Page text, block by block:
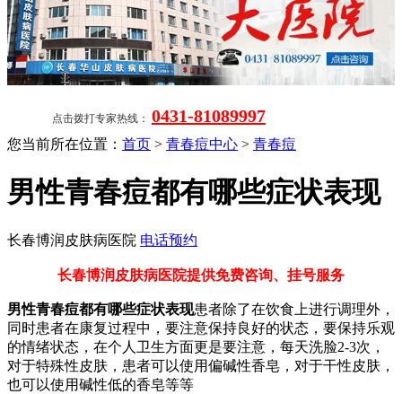
点击拨打专家热线： 0431-81089997
您当前所在位置： 首页 > 青春痘中心 > 青春痘
男性青春痘都有哪些症状表现
长春博润皮肤病医院 电话预约
长春博润皮肤病医院提供免费咨询、挂号服务
男性青春痘都有哪些症状表现患者除了在饮食上进行调理外，
同时患者在康复过程中，要注意保持良好的状态，要保持乐观
的情绪状态，在个人卫生方面更是要注意，每天洗脸2-3次，
对于特殊性皮肤，患者可以使用偏碱性香皂，对于干性皮肤，
也可以使用碱性低的香皂等等